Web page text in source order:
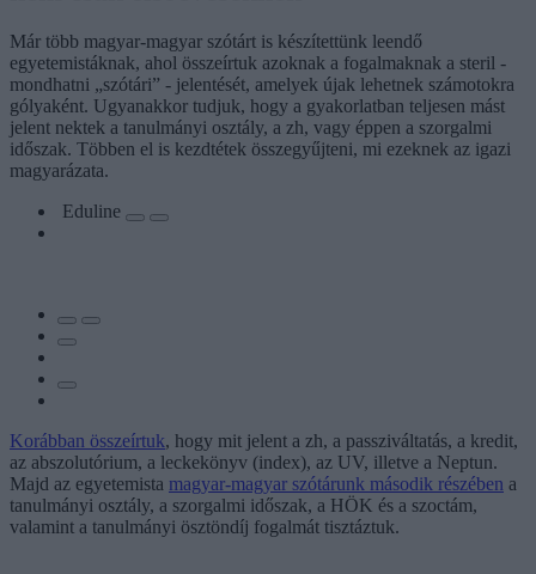
Már több magyar-magyar szótárt is készítettünk leendő
egyetemistáknak, ahol összeírtuk azoknak a fogalmaknak a steril -
mondhatni „szótári” - jelentését, amelyek újak lehetnek számotokra
gólyaként. Ugyanakkor tudjuk, hogy a gyakorlatban teljesen mást
jelent nektek a tanulmányi osztály, a zh, vagy éppen a szorgalmi
időszak. Többen el is kezdtétek összegyűjteni, mi ezeknek az igazi
magyarázata.
Eduline
Korábban összeírtuk, hogy mit jelent a zh, a passziváltatás, a kredit,
az abszolutórium, a leckekönyv (index), az UV, illetve a Neptun.
Majd az egyetemista magyar-magyar szótárunk második részében a
tanulmányi osztály, a szorgalmi időszak, a HÖK és a szoctám,
valamint a tanulmányi ösztöndíj fogalmát tisztáztuk.